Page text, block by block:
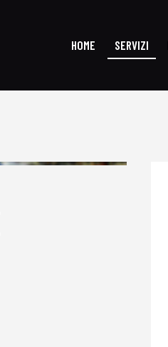
HOME SERVIZI